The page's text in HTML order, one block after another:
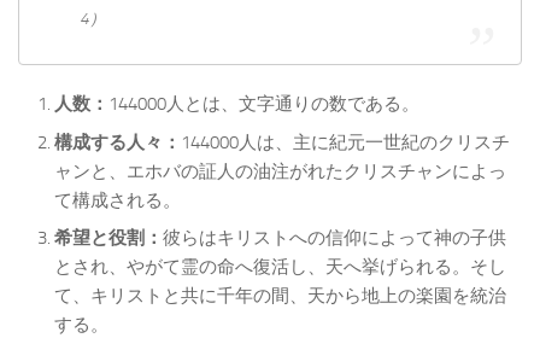
4）
人数： 144000人とは、文字通りの数である。
構成する人々： 144000人は、主に紀元一世紀のクリスチ
ャンと、エホバの証人の油注がれたクリスチャンによっ
て構成される。
希望と役割： 彼らはキリストへの信仰によって神の子供
とされ、やがて霊の命へ復活し、天へ挙げられる。そし
て、キリストと共に千年の間、天から地上の楽園を統治
する。